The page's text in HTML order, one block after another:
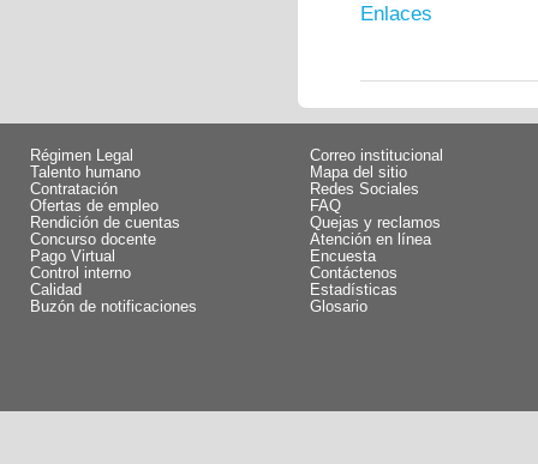
Enlaces
Régimen Legal
Talento humano
Contratación
Ofertas de empleo
Rendición de cuentas
Concurso docente
Pago Virtual
Control interno
Calidad
Buzón de notificaciones
Correo institucional
Mapa del sitio
Redes Sociales
FAQ
Quejas y reclamos
Atención en línea
Encuesta
Contáctenos
Estadísticas
Glosario